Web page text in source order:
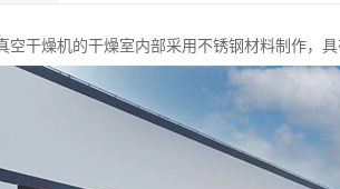
空干燥机的干燥室内部采用不锈钢材料制作，